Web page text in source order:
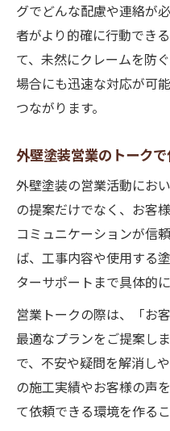
グでどんな配慮や連絡が
者がより的確に行動でき
て、未然にクレームを防
場合にも迅速な対応が可
つながります。
外壁塗装営業のトーク
外壁塗装の営業活動にお
の提案だけでなく、お客
コミュニケーションが信
ば、工事内容や使用する
ターサポートまで具体的
営業トークの際は、「お
最適なプランをご提案し
で、不安や疑問を解消し
の施工実績やお客様の声
て依頼できる環境を作る